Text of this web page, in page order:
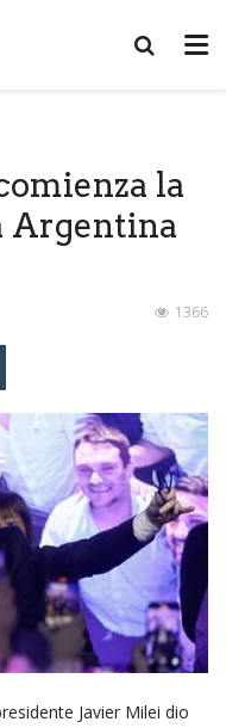
la
Argentina
1366
Javier Milei dio